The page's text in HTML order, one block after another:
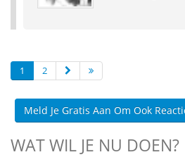
1 2
Meld Je Gratis Aan Om Ook
WAT WIL JE NU DOEN?